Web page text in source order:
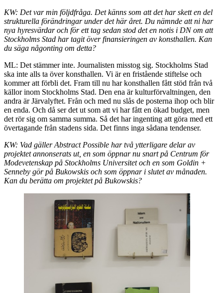
KW: Det var min följdfråga. Det känns som att det har skett en del
strukturella förändringar under det här året. Du nämnde att ni har
nya hyresvärdar och för ett tag sedan stod det en notis i DN om att
Stockholms Stad har tagit över finansieringen av konsthallen. Kan
du säga någonting om detta?
ML: Det stämmer inte. Journalisten misstog sig. Stockholms Stad
ska inte alls ta över konsthallen. Vi är en fristående stiftelse och
kommer att förbli det. Fram till nu har konsthallen fått stöd från två
källor inom Stockholms Stad. Den ena är kulturförvaltningen, den
andra är Järvalyftet. Från och med nu slås de posterna ihop och blir
en enda. Och då ser det ut som att vi har fått en ökad budget, men
det rör sig om samma summa. Så det har ingenting att göra med ett
övertagande från stadens sida. Det finns inga sådana tendenser.
KW: Vad gäller Abstract Possible har två ytterligare delar av
projektet annonserats ut, en som öppnar nu snart på Centrum för
Modevetenskap på Stockholms Universitet och en som Goldin +
Senneby gör på Bukowskis och som öppnar i slutet av månaden.
Kan du berätta om projektet på Bukowskis?